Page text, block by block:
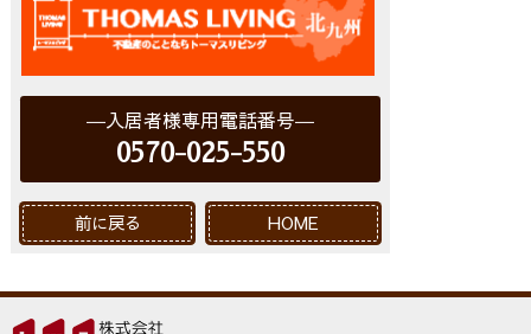
入居者様専用電話番号
0570-025-550
前に戻る HOME